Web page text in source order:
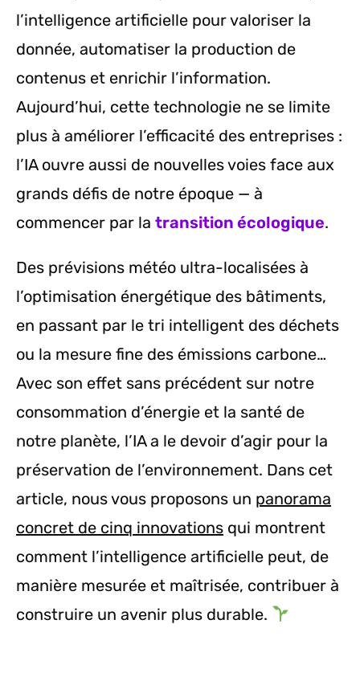
l’intelligence artificielle pour valoriser la
donnée, automatiser la production de
contenus et enrichir l’information.
Aujourd’hui, cette technologie ne se limite
plus à améliorer l’efficacité des entreprises :
l’IA ouvre aussi de nouvelles voies face aux
grands défis de notre époque — à
commencer par la transition écologique.
Des prévisions météo ultra-localisées à
l’optimisation énergétique des bâtiments,
en passant par le tri intelligent des déchets
ou la mesure fine des émissions carbone…
Avec son effet sans précédent sur notre
consommation d’énergie et la santé de
notre planète, l’IA a le devoir d’agir pour la
préservation de l’environnement. Dans cet
article, nous vous proposons un panorama
concret de cinq innovations qui montrent
comment l’intelligence artificielle peut, de
manière mesurée et maîtrisée, contribuer à
construire un avenir plus durable.